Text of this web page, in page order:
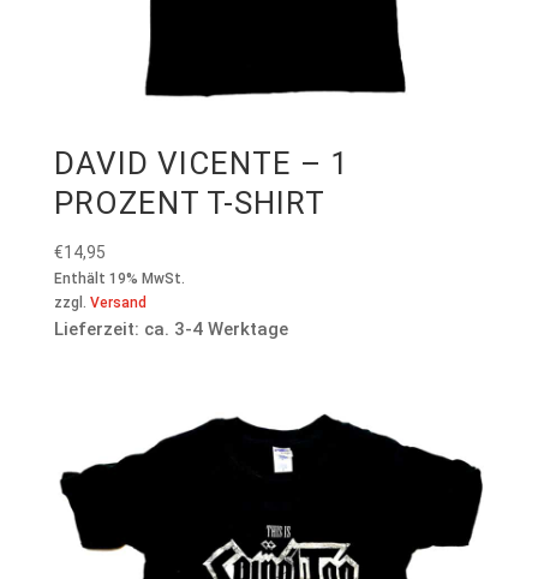
DAVID VICENTE – 1
PROZENT T-SHIRT
€14,95
Enthält 19% MwSt.
zzgl. Versand
Lieferzeit: ca. 3-4 Werktage